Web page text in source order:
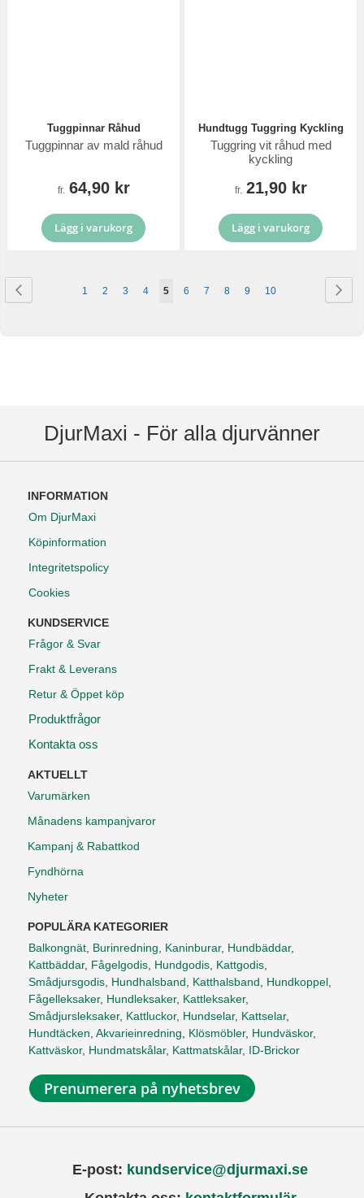
Tuggpinnar Råhud
Tuggpinnar av mald råhud
fr. 64,90 kr
Lägg i varukorg
Hundtugg Tuggring Kyckling
Tuggring vit råhud med
kyckling
fr. 21,90 kr
Lägg i varukorg
Sida
Sida
1 Sida
2 Sida
3 Sida
4 You're
5 Sida
6 Sida
7 Sida
8 Sida
9 Sida
10
DjurMaxi - För alla djurvänner
INFORMATION
Om DjurMaxi
Köpinformation
Integritetspolicy
Cookies
KUNDSERVICE
Frågor & Svar
Frakt & Leverans
Retur & Öppet köp
Produktfrågor
Kontakta oss
AKTUELLT
Varumärken
Månadens kampanjvaror
Kampanj & Rabattkod
Fyndhörna
Nyheter
POPULÄRA KATEGORIER
Balkongnät, Burinredning, Kaninburar, Hundbäddar,
Kattbäddar, Fågelgodis, Hundgodis, Kattgodis,
Smådjursgodis, Hundhalsband, Katthalsband, Hundkoppel,
Fågelleksaker, Hundleksaker, Kattleksaker,
Smådjursleksaker, Kattluckor, Hundselar, Kattselar,
Hundtäcken, Akvarieinredning, Klösmöbler, Hundväskor,
Kattväskor, Hundmatskålar, Kattmatskålar, ID-Brickor
Prenumerera på nyhetsbrev
E-post: kundservice@djurmaxi.se